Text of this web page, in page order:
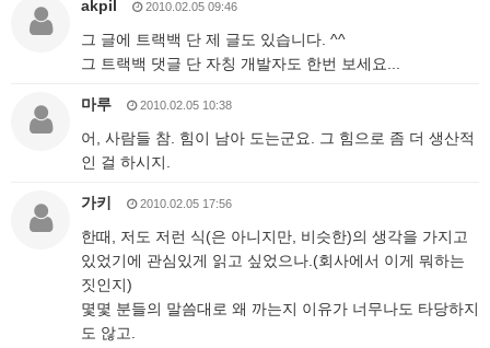
akpil 2010.02.05 09:46
그 글에 트랙백 단 제 글도 있습니다. ^^
그 트랙백 댓글 단 자칭 개발자도 한번 보세요...
마루 2010.02.05 10:38
어, 사람들 참. 힘이 남아 도는군요. 그 힘으로 좀 더 생산적
인 걸 하시지.
가키 2010.02.05 17:56
한때, 저도 저런 식(은 아니지만, 비슷한)의 생각을 가지고
있었기에 관심있게 읽고 싶었으나.(회사에서 이게 뭐하는
짓인지)
몇몇 분들의 말씀대로 왜 까는지 이유가 너무나도 타당하지
도 않고.